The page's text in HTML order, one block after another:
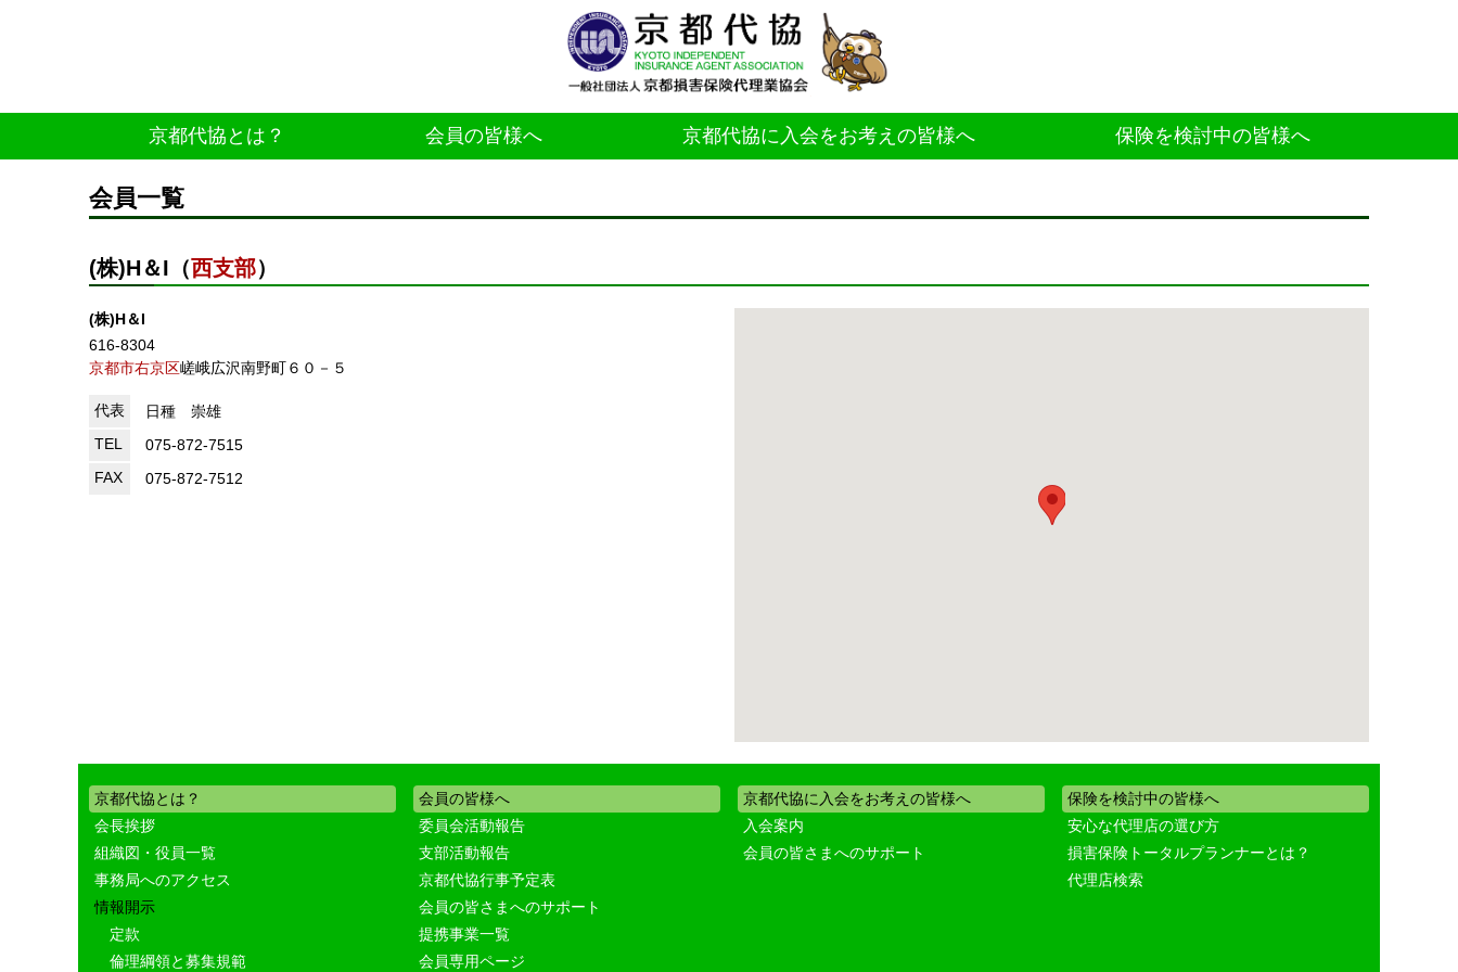
京都代協とは？ 会員の皆様へ 京都代協に入会をお考えの皆様へ 保険を検討中の皆様へ
会員一覧
(株)H＆I（西支部）
(株)H＆I
616-8304
京都市右京区嵯峨広沢南野町６０－５
代表
日種 崇雄
TEL
075-872-7515
FAX
075-872-7512
京都代協とは？
会長挨拶
組織図・役員一覧
事務局へのアクセス
情報開示
定款
倫理綱領と募集規範
会員の皆様へ
委員会活動報告
支部活動報告
京都代協行事予定表
会員の皆さまへのサポート
提携事業一覧
会員専用ページ
京都代協に入会をお考えの皆様へ
入会案内
会員の皆さまへのサポート
保険を検討中の皆様へ
安心な代理店の選び方
損害保険トータルプランナーとは？
代理店検索